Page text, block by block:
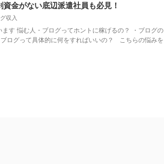
金がない底辺派遣社員も必見！
収入
す 悩む人・ブログってホントに稼げるの？ ・ブログの
ログって具体的に何をすればいいの？ こちらの悩みを